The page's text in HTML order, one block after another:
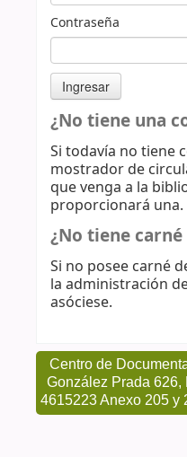
Contraseña
¿No tiene una
Si todavía no tiene
mostrador de
que venga a la
proporcionará una.
¿No tiene
Si no posee carné
la administración
asóciese.
Centro de
González Prada 626,
4615223 Anexo 205 y